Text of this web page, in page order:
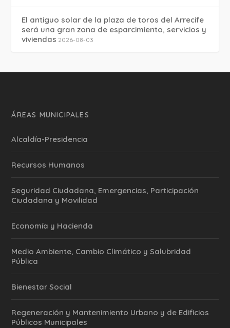
El antiguo solar de la plaza de toros del Arrecife
será una gran zona de esparcimiento, servicios y
viviendas 2026-08-03
ÁREAS MUNICIPALES
Alcaldía-Presidencia
Recursos Humanos
Seguridad Ciudadana, Emergencias, Participación
Ciudadana y Movilidad
Economía y Hacienda
Medio Ambiente, Cambio Climático y Salubridad
Pública
Bienestar Social
Regeneración y Mantenimiento Urbano y de Edificios
Públicos Municipales